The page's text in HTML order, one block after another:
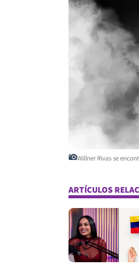
Willner Rivas se
ARTÍCULOS